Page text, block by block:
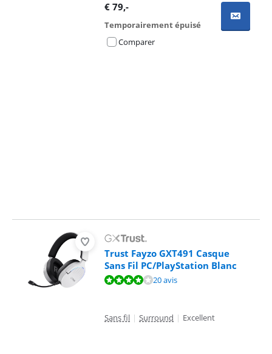
€ 79,-
Temporairement épuisé
Comparer
Trust Fayzo GXT491 Casque
Sans Fil PC/PlayStation Blanc
La note est de 7,9 sur 10, basée sur 20 avis.20 avis
Sans fil | Surround | Excellent